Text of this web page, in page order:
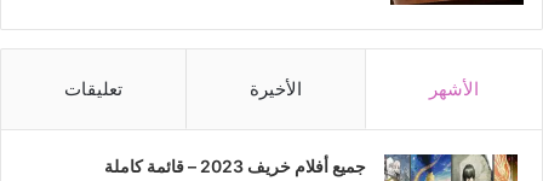
الأشهر الأخيرة تعليقات
جميع أفلام خريف 2023 – قائمة كاملة